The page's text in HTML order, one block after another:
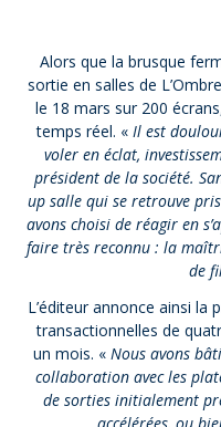
Alors que la brusque
sortie en salles de
le 18 mars sur 200
temps réel. « Il est
voler en éclat,
président de la société.
up salle qui se retrouve
avons choisi de réagir en
faire très reconnu : la
de
L’éditeur annonce ainsi
transactionnelles de
un mois. « Nous avons
collaboration avec les
de sorties initialement